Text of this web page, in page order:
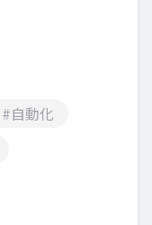
#自動化